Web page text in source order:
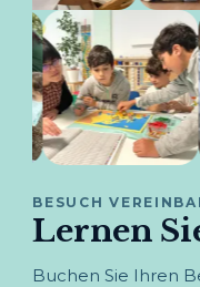
BESUCH
Lernen
Buchen Sie Ihren